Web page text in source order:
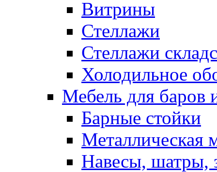
Витрины
Стеллажи
Стеллажи
Холодильное
Мебель для баров
Барные стойки
Металлическая
Навесы, шатры,